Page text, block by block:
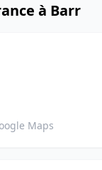
à Barr
Maps